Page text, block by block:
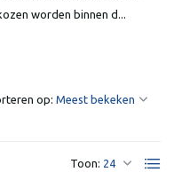
worden binnen d...
Toon:
op: